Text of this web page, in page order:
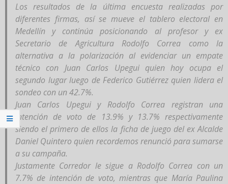
Los resultados de la última encuesta realizadas por
diferentes firmas, así se mueve el tablero electoral en
Medellín y continúa posicionando al profesor y ex
Secretario de Agricultura Rodolfo Correa como la
alternativa a la polarización al evidenciar un empate
técnico con Juan Carlos Upegui quien hoy ocupa el
segundo lugar luego de Federico Gutiérrez quien lidera el
sondeo con un 42.7%.
Juan Carlos Upegui y Rodolfo Correa registran una
intención de voto de 13.9% y 13.7% respectivamente
siendo el primero de ellos la ficha de juego del ex Alcalde
Daniel Quintero quien recordemos renunció para sumarse
a su campaña.
Justamente Corredor le sigue a Rodolfo Correa con un
7.7% de intención de voto, mientras que María Paulina